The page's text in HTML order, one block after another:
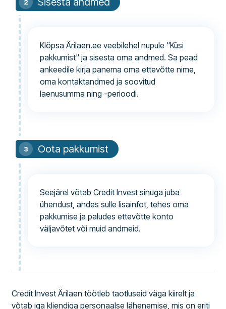
Klõpsa Ärilaen.ee veebilehel nupule "Küsi
pakkumist" ja sisesta oma andmed. Sa pead
ankeedile kirja panema oma ettevõtte nime,
oma kontaktandmed ja soovitud
laenusumma ning -perioodi.
Oota pakkumist
Seejärel võtab Credit Invest sinuga juba
ühendust, andes sulle lisainfot, tehes oma
pakkumise ja paludes ettevõtte konto
väljavõtet või muid andmeid.
Credit Invest Ärilaen töötleb taotluseid väga kiirelt ja
võtab iga kliendiga personaalse lähenemise, mis on eriti